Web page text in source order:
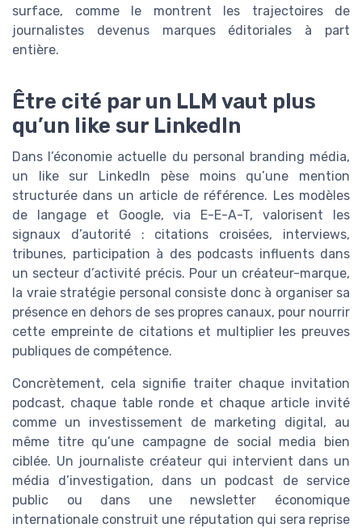
surface, comme le montrent les trajectoires de
journalistes devenus marques éditoriales à part
entière.
Être cité par un LLM vaut plus
qu’un like sur LinkedIn
Dans l’économie actuelle du personal branding média,
un like sur LinkedIn pèse moins qu’une mention
structurée dans un article de référence. Les modèles
de langage et Google, via E-E-A-T, valorisent les
signaux d’autorité : citations croisées, interviews,
tribunes, participation à des podcasts influents dans
un secteur d’activité précis. Pour un créateur-marque,
la vraie stratégie personal consiste donc à organiser sa
présence en dehors de ses propres canaux, pour nourrir
cette empreinte de citations et multiplier les preuves
publiques de compétence.
Concrètement, cela signifie traiter chaque invitation
podcast, chaque table ronde et chaque article invité
comme un investissement de marketing digital, au
même titre qu’une campagne de social media bien
ciblée. Un journaliste créateur qui intervient dans un
média d’investigation, dans un podcast de service
public ou dans une newsletter économique
internationale construit une réputation qui sera reprise